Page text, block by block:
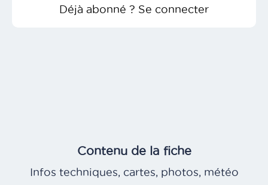
Déjà abonné ? Se connecter
Contenu de la fiche
Infos techniques, cartes, photos, météo